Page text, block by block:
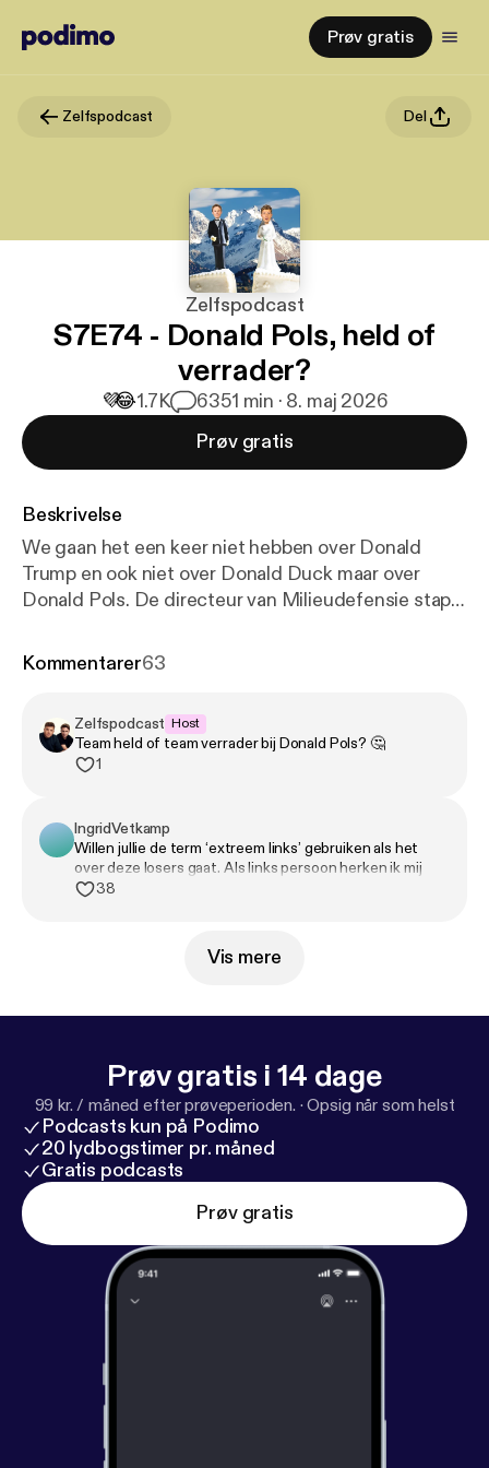
Prøv gratis
Zelfspodcast Del
Zelfspodcast
S7E74 - Donald Pols, held of
verrader?
💜😂1.7K 6351 min · 8. maj 2026
Prøv gratis
Beskrivelse
We gaan het een keer niet hebben over Donald
Trump en ook niet over Donald Duck maar over
Donald Pols. De directeur van Milieudefensie stapt
een hele dure manier om je principes te verkopen?
gebeuren. De linkse beweging is zelfs zo bezig met
zichzelf dat Volkert van der Graaf vrolijk mee kan
Alpine Divorce. We snappen dat je je partner soms
zat bent, maar ze dood laten vriezen op een berg
gaat ons toch net te ver.
Kommentarer63
Zelfspodcast Host
Team held of team verrader bij Donald Pols? 🤔
1
IngridVetkamp
Willen jullie de term ‘extreem links’ gebruiken als het
over deze losers gaat. Als links persoon herken ik mij
niet in deze groep idioten….
38
Vis mere
Prøv gratis i 14 dage
99 kr. / måned efter prøveperioden. ·Opsig når som helst
Podcasts kun på Podimo
20 lydbogstimer pr. måned
Gratis podcasts
Prøv gratis